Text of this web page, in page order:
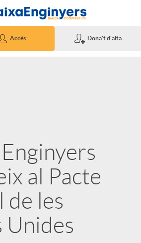
Accés Dona't d'alta
al Pacte
de les
Unides